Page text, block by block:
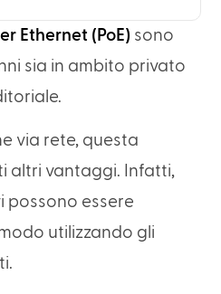
Ethernet (PoE) sono
sia in ambito privato
via rete, questa
altri vantaggi. Infatti,
possono essere
utilizzando gli